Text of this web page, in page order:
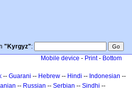
"Kyrgyz":
Mobile device - Print- Bottom
-- Guarani -- Hebrew -- Hindi -- Indonesian --
-- Russian -- Serbian -- Sindhi --